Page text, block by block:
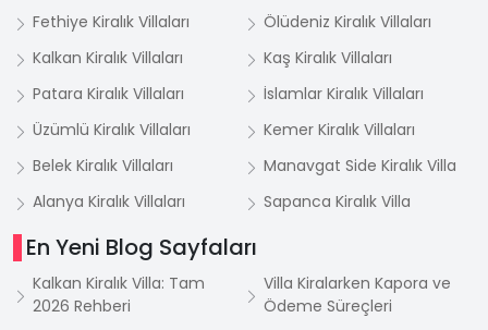
Fethiye Kiralık Villaları
Ölüdeniz Kiralık Villaları
Kalkan Kiralık Villaları
Kaş Kiralık Villaları
Patara Kiralık Villaları
İslamlar Kiralık Villaları
Üzümlü Kiralık Villaları
Kemer Kiralık Villaları
Belek Kiralık Villaları
Manavgat Side Kiralık Villa
Alanya Kiralık Villaları
Sapanca Kiralık Villa
En Yeni Blog Sayfaları
Kalkan Kiralık Villa: Tam
2026 Rehberi
Villa Kiralarken Kapora ve
Ödeme Süreçleri